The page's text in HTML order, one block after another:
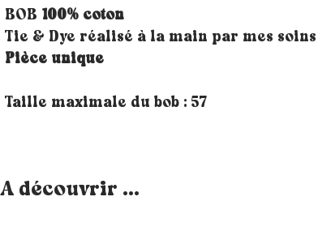
BOB 100% coton
Tie & Dye réalisé à la main par mes soins
Pièce unique
Taille maximale du bob : 57
A découvrir ...